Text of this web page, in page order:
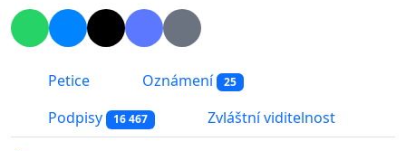
Petice Oznámení 25
Podpisy 16 467 Zvláštní viditelnost